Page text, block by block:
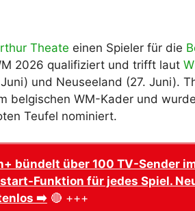
Theate einen Spieler für die
2026 qualifiziert und trifft laut
und Neuseeland (27. Juni).
belgischen WM-Kader und
Teufel nominiert.
bündelt über 100 TV-Sender
Funktion für jedes Spiel.
➡️🔴 +++